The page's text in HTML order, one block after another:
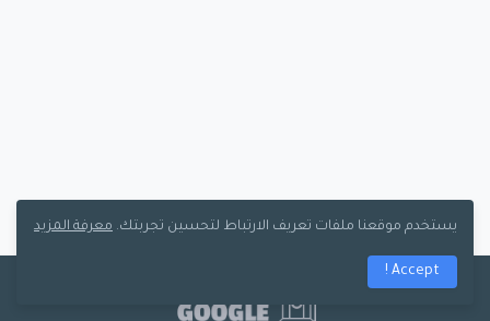
يستخدم موقعنا ملفات تعريف الارتباط لتحسين تجربتك. معرفة المزيد
Accept !